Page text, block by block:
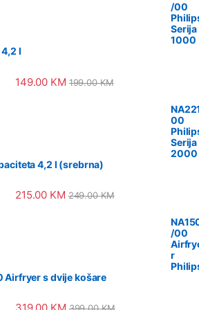
/00
Serija
1000
l
149.00 KM 199.00KM
00
Serija
2000
4,2 l (srebrna)
215.00 KM 249.00KM
/00
r
Airfryer s dvije košare